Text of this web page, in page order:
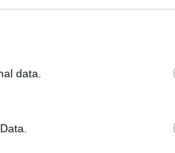
data.
e la strategia